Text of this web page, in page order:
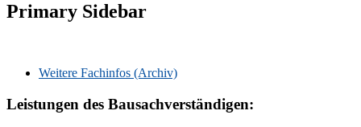
Primary Sidebar
Weitere Fachinfos (Archiv)
Leistungen des Bausachverständigen: